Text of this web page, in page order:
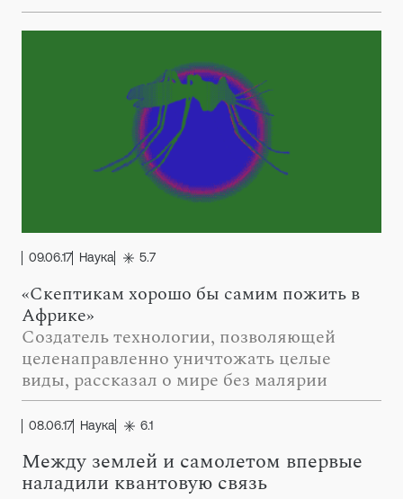
09.06.17 Наука 5.7
«Скептикам хорошо бы самим пожить в
Африке»
Создатель технологии, позволяющей
целенаправленно уничтожать целые
виды, рассказал о мире без малярии
08.06.17 Наука 6.1
Между землей и самолетом впервые
наладили квантовую связь